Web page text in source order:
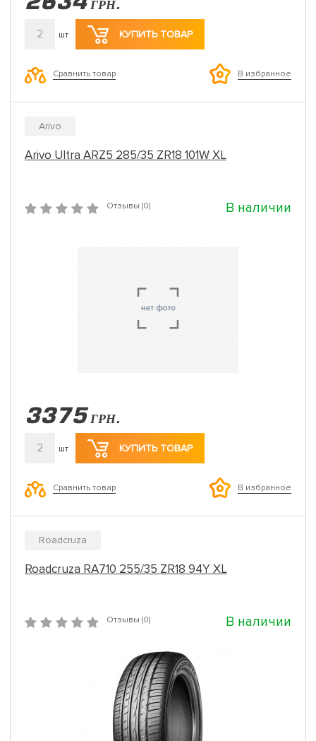
ГРН.
2 шт КУПИТЬ ТОВАР
Сравнить товар В избранное
Arivo
Arivo Ultra ARZ5 285/35 ZR18 101W XL
Отзывы (0) В наличии
3375 ГРН.
2 шт КУПИТЬ ТОВАР
Сравнить товар В избранное
Roadcruza
Roadcruza RA710 255/35 ZR18 94Y XL
Отзывы (0) В наличии